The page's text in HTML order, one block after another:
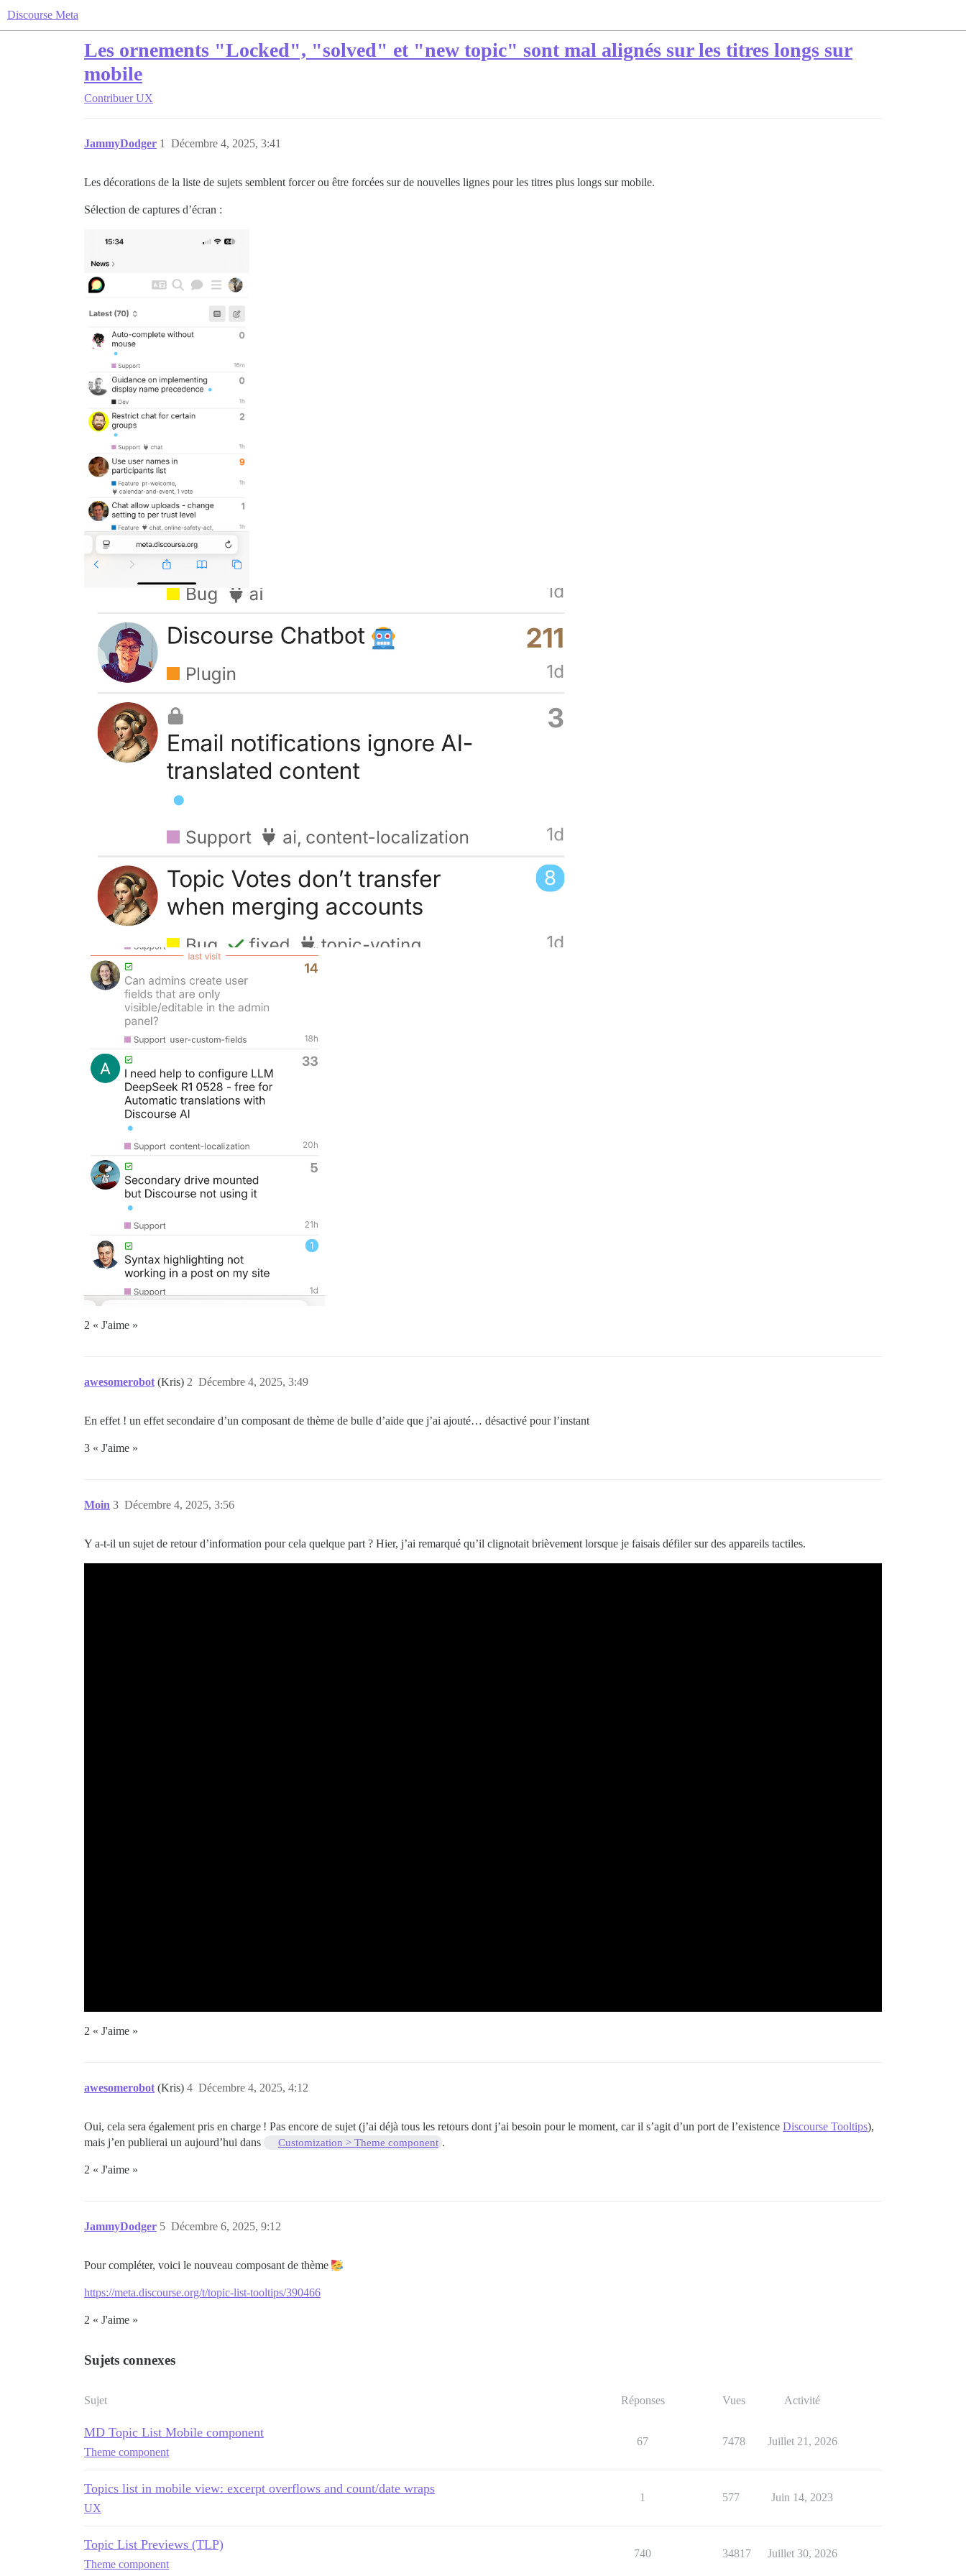
Discourse Meta
Les ornements "Locked", "solved" et "new topic" sont mal alignés sur les titres longs sur
mobile
Contribuer UX
JammyDodger Décembre 4, 2025, 3:41
1
Les décorations de la liste de sujets semblent forcer ou être forcées sur de nouvelles lignes pour les titres plus longs sur mobile.
Sélection de captures d’écran :
2 « J'aime »
awesomerobot (Kris) Décembre 4, 2025, 3:49
2
En effet ! un effet secondaire d’un composant de thème de bulle d’aide que j’ai ajouté… désactivé pour l’instant
3 « J'aime »
Moin Décembre 4, 2025, 3:56
3
Y a-t-il un sujet de retour d’information pour cela quelque part ? Hier, j’ai remarqué qu’il clignotait brièvement lorsque je faisais défiler sur des appareils tactiles.
2 « J'aime »
awesomerobot (Kris) Décembre 4, 2025, 4:12
4
Oui, cela sera également pris en charge ! Pas encore de sujet (j’ai déjà tous les retours dont j’ai besoin pour le moment, car il s’agit d’un port de l’existence Discourse Tooltips),
mais j’en publierai un aujourd’hui dans
Customization > Theme component .
2 « J'aime »
JammyDodger Décembre 6, 2025, 9:12
5
Pour compléter, voici le nouveau composant de thème
https://meta.discourse.org/t/topic-list-tooltips/390466
2 « J'aime »
Sujets connexes
Sujet Réponses Vues Activité
MD Topic List Mobile component
Theme component
67 7478 Juillet 21, 2026
Topics list in mobile view: excerpt overflows and count/date wraps
UX
1 577 Juin 14, 2023
Topic List Previews (TLP)
Theme component
740 34817 Juillet 30, 2026